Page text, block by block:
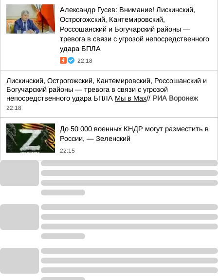
Александр Гусев: Внимание! Лискинский,
Острогожский, Кантемировский,
Россошанский и Богучарский районы —
тревога в связи с угрозой непосредственного
удара БПЛА
22:18
Лискинский, Острогожский, Кантемировский, Россошанский и
Богучарский районы — тревога в связи с угрозой
непосредственного удара БПЛА Мы в Мах// РИА Воронеж
22:18
До 50 000 военных КНДР могут разместить в
России, — Зеленский
22:15